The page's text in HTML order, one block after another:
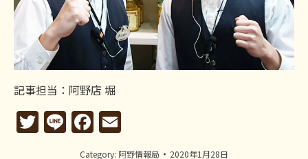
記事担当：阿野店 堀
Twitter
LineFacebook
Category: 阿野情報局 2020年1月28日